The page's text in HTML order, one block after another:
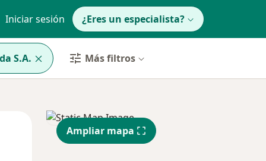
Iniciar sesión ¿Eres un especialista?
S.A. Más filtros
Vie
14 Ago
Sáb
15 Ago
Ampliar mapa